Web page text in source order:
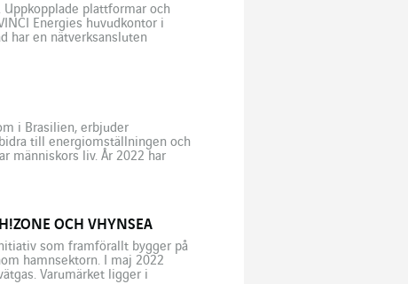
plattformar och
Energies huvudkontor i
har en nätverksansluten
i Brasilien, erbjuder
till energiomställningen och
människors liv. År 2022 har
OCH VHYNSEA
som framförallt bygger på
hamnsektorn. I maj 2022
Varumärket ligger i